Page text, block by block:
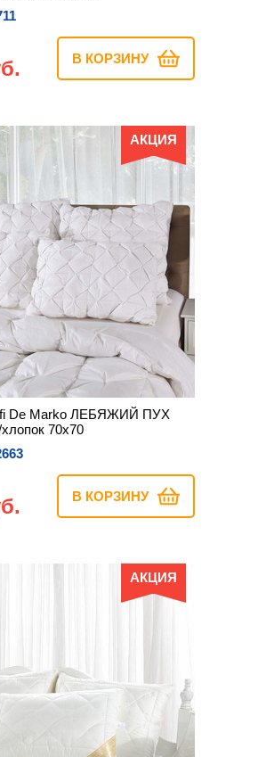
В КОРЗИНУ
АКЦИЯ
De Marko ЛЕБЯЖИЙ ПУХ
70х70
В КОРЗИНУ
АКЦИЯ